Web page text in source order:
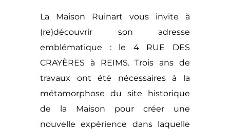
La Maison Ruinart vous invite à
(re)découvrir son adresse
emblématique : le 4 RUE DES
CRAYÈRES à REIMS. Trois ans de
travaux ont été nécessaires à la
métamorphose du site historique
de la Maison pour créer une
nouvelle expérience dans laquelle